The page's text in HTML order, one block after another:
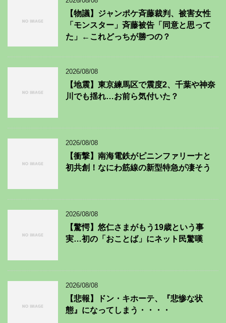
【物議】ジャンポケ斉藤裁判、被害女性
「モンスター」斉藤被告「同意と思って
た」←これどっちが勝つの？
2026/08/08
【地震】東京練馬区で震度2、千葉や神奈
川でも揺れ…お前ら気付いた？
2026/08/08
【衝撃】南海電鉄がピニンファリーナと
初共創！なにわ筋線の新型特急が凄そう
2026/08/08
【驚愕】悠仁さまがもう19歳という事
実…初の「おことば」にネット民驚嘆
2026/08/08
【悲報】ドン・キホーテ、『悲惨な状
態』になってしまう・・・・